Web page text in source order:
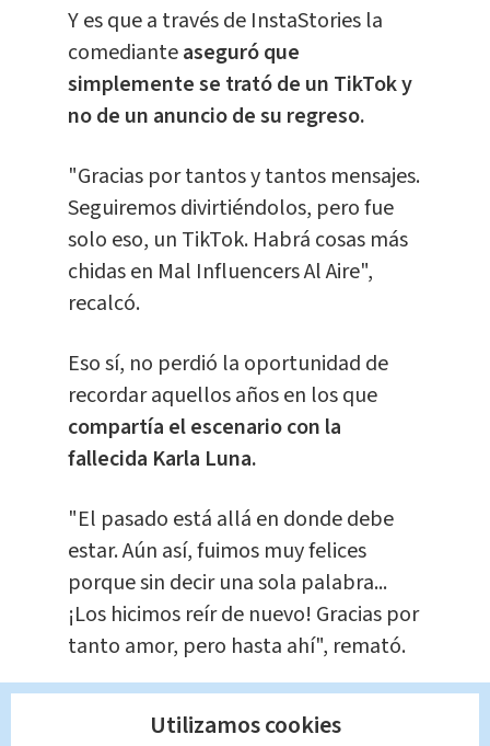
Y es que a través de InstaStories la
comedianteaseguró que
simplemente se trató de un TikTok y
no de un anuncio de su regreso.
"Gracias por tantos y tantos mensajes.
Seguiremos divirtiéndolos, pero fue
solo eso, un TikTok. Habrá cosas más
chidas en Mal Influencers Al Aire",
recalcó.
Eso sí, no perdió la oportunidad de
recordar aquellos años en los que
compartía el escenario con la
fallecida Karla Luna.
"El pasado está allá en donde debe
estar. Aún así, fuimos muy felices
porque sin decir una sola palabra...
¡Los hicimos reír de nuevo! Gracias por
tanto amor, pero hasta ahí", remató.
Utilizamos cookies